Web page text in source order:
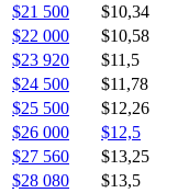
$21 500
$10,34
$22 000
$10,58
$23 920
$11,5
$24 500
$11,78
$25 500
$12,26
$26 000
$12,5
$27 560
$13,25
$28 080
$13,5